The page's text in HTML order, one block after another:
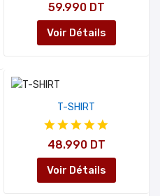
59.990 DT
Voir Détails
T-SHIRT
48.990 DT
Voir Détails